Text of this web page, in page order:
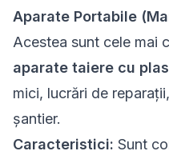
Aparate Portabile
Acestea sunt cele mai
aparate taiere cu
mici, lucrări de
șantier.
Caracteristici: Sunt